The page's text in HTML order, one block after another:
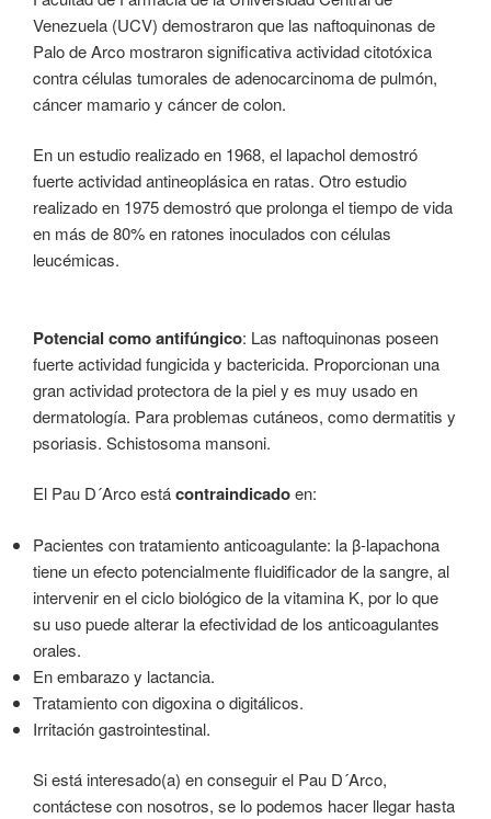
Venezuela (UCV) demostraron que las naftoquinonas de
Palo de Arco mostraron significativa actividad citotóxica
contra células tumorales de adenocarcinoma de pulmón,
cáncer mamario y cáncer de colon.
En un estudio realizado en 1968, el lapachol demostró
fuerte actividad antineoplásica en ratas. Otro estudio
realizado en 1975 demostró que prolonga el tiempo de vida
en más de 80% en ratones inoculados con células
leucémicas.
Potencial como antifúngico: Las naftoquinonas poseen
fuerte actividad fungicida y bactericida. Proporcionan una
gran actividad protectora de la piel y es muy usado en
dermatología. Para problemas cutáneos, como dermatitis y
psoriasis. Schistosoma mansoni.
El Pau D´Arco estácontraindicadoen:
Pacientes con tratamiento anticoagulante: la β-lapachona
tiene un efecto potencialmente fluidificador de la sangre, al
intervenir en el ciclo biológico de la vitamina K, por lo que
su uso puede alterar la efectividad de los anticoagulantes
orales.
En embarazo y lactancia.
Tratamiento con digoxina o digitálicos.
Irritación gastrointestinal.
Si está interesado(a) en conseguir el Pau D´Arco,
contáctese con nosotros, se lo podemos hacer llegar hasta